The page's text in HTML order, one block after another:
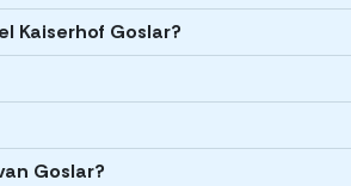
Kaiserhof Goslar?
Goslar?